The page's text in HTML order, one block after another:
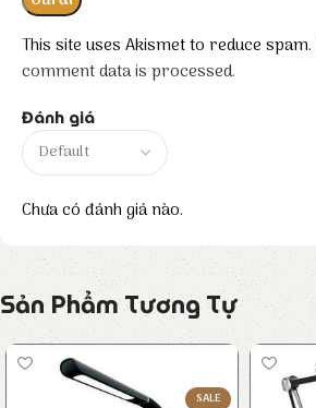
Đánh giá
Chưa có đánh giá nào.
This site uses Akismet to reduce spam.
comment data is processed.
Sản Phẩm Tương Tự
SALE